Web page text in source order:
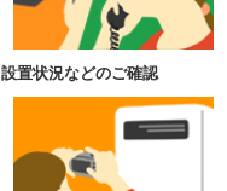
設置状況などのご確認